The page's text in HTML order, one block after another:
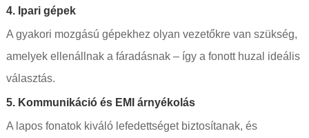
4. Ipari gépek
A gyakori mozgású gépekhez olyan vezetőkre van szükség,
amelyek ellenállnak a fáradásnak – így a fonott huzal ideális
választás.
5. Kommunikáció és EMI árnyékolás
A lapos fonatok kiváló lefedettséget biztosítanak, és